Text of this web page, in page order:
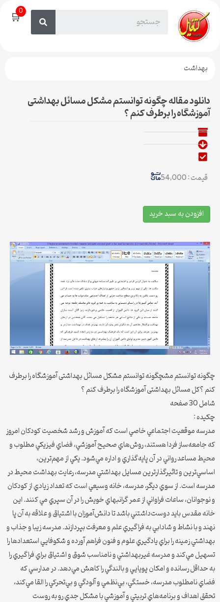
🛒0
بهداشت
دانلود مقاله چگونه توانستم مشکل مسائل بهداشتی
آموزشگاه را برطرف کنم ؟
قیمت : 54,000
افزودن به سبد خرید
چگونه توانستم مشچگونه توانستم مشکل مسائل بهداشتی آموزشگاه را برطرف
کنم ؟کل مسائل بهداشتی آموزشگاه را برطرف کنم ؟
شامل 30 صفحه
چكيده :
مدرسه موقعيت اجتماعي خاصي است كه آموزش و رشد شخصيت كودكان امروز
كه جامعه‌ساز فردا هستند، روش‌هاي صحيح آموزشي، فضاي فيزيكي مطلوب و
محيط مساعد رواني در آن پايه‌گذاري و اداره مي‌شود. يكي از مهم‌ترين،
اساسي‌ترين و تاثيرگذارترين مسايل بهداشتي مدرسه، رعايت بهداشت محيط در
مدرسه است. از سوي ديگر، مدرسه، خانه وسيعي است كه تعداد زيادي از كودكان
و نوجوانان، ساعات فراواني از عمر گرانبهاي خويش را در آن سپري مي كنند. اين
خانه مقدس بايد دوست‌داشتني باشد تا دانش‌آموزان با اشتياق و علاقه به آن پا
نهند و با نشاط و شادابي به فراگيري علم و معرفت بپردازند. مدرسه زيبا و جذاب و
بهداشتي زمينه را براي يادگيري علوم و فنون فراهم آورده و شكوفايي استعدادها را
تسهيل مي‌كند و مدرسه غيربهداشتي و نامناسب شوق و اشتياق براي فراگيري را
به حداقل رسانده و امكان پويايي و بالندگي را كاهش مي‌دهد. در مدارسي كه
فضاي نامطلوب مدرسه، خستگي، بي‌نظمي و آلودگي و بي‌تحركي را القا مي‌كند،
تحقق اهداف و برنامه‌هاي تربيتي و آموزشي با مشكل جدي رو به روست